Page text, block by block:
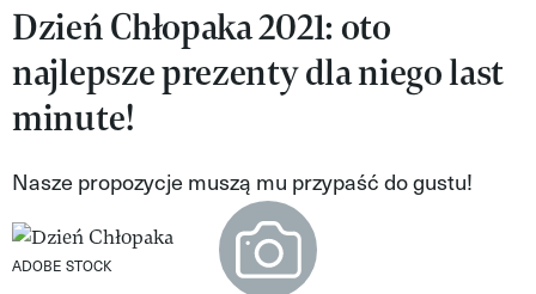
Nasze akcje
VIVA!ART
VIVA!MODA
VIVA!PEOPLE POWER
Dzień Chłopaka 2021: oto
najlepsze prezenty dla niego last
minute!
Nasze propozycje muszą mu przypaść do gustu!
ADOBE STOCK